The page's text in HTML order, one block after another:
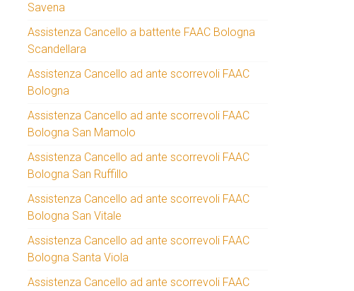
Savena
Assistenza Cancello a battente FAAC Bologna
Scandellara
Assistenza Cancello ad ante scorrevoli FAAC
Bologna
Assistenza Cancello ad ante scorrevoli FAAC
Bologna San Mamolo
Assistenza Cancello ad ante scorrevoli FAAC
Bologna San Ruffillo
Assistenza Cancello ad ante scorrevoli FAAC
Bologna San Vitale
Assistenza Cancello ad ante scorrevoli FAAC
Bologna Santa Viola
Assistenza Cancello ad ante scorrevoli FAAC